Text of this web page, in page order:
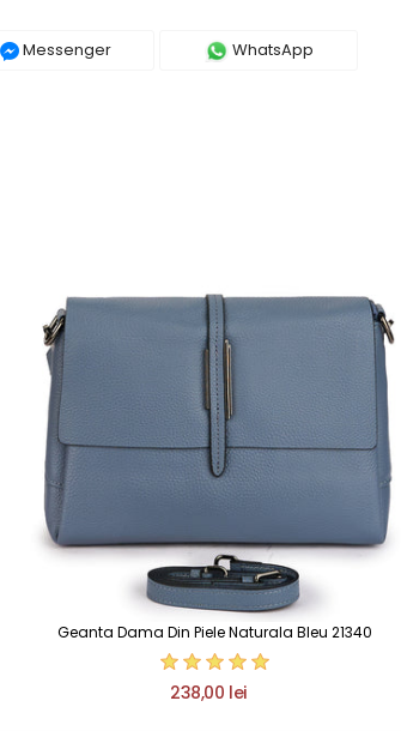
Messenger WhatsApp
Geanta Dama Din Piele Naturala Bleu 21340
238,00 lei